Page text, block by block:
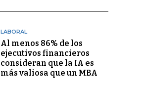
LABORAL
Al menos 86% de los
ejecutivos financieros
consideran que la IA es
más valiosa que un MBA